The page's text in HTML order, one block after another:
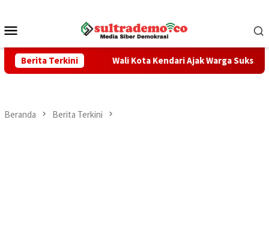
konten
Mobile
Berita TerkiniWali Kota Kendari Ajak Warga Sukseskan Sensus
Beranda Berita Terkini